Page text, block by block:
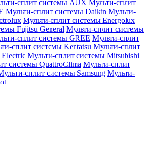
сплит системы AUX Мульти-сплит
Мульти-сплит системы Daikin Мульти-
Мульти-сплит системы Energolux
Fujitsu General Мульти-сплит системы
сплит системы GREE Мульти-сплит
сплит системы Kentatsu Мульти-сплит
Мульти-сплит системы Mitsubishi
системы QuattroClima Мульти-сплит
сплит системы Samsung Мульти-